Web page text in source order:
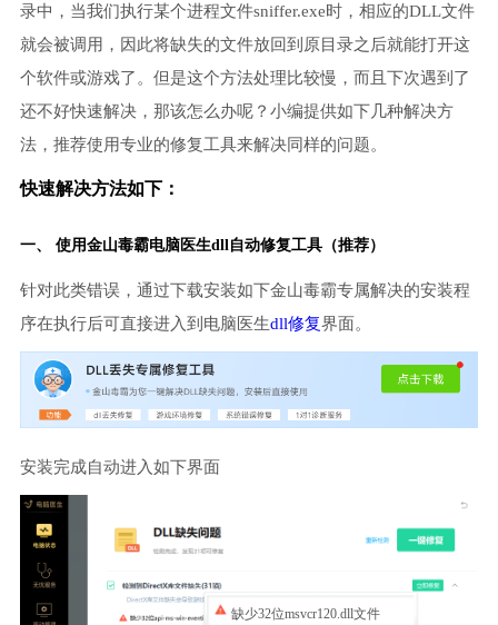
录中，当我们执行某个进程文件sniffer.exe时，相应的DLL文件
就会被调用，因此将缺失的文件放回到原目录之后就能打开这
个软件或游戏了。但是这个方法处理比较慢，而且下次遇到了
还不好快速解决，那该怎么办呢？小编提供如下几种解决方
法，推荐使用专业的修复工具来解决同样的问题。
快速解决方法如下：
一、 使用金山毒霸电脑医生dll自动修复工具（推荐）
针对此类错误，通过下载安装如下金山毒霸专属解决的安装程
序在执行后可直接进入到电脑医生dll修复界面。
安装完成自动进入如下界面
缺少32位msvcr120.dll文件